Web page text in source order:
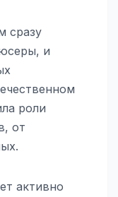
сразу
и
роли
от
активно